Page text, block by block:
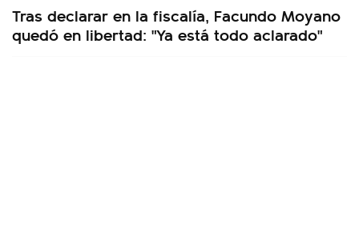
Tras declarar en la fiscalía, Facundo Moyano
quedó en libertad: "Ya está todo aclarado"